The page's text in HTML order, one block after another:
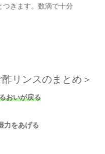
きます。数滴で十分
リンスのまとめ＞
おいが戻る
力をあげる